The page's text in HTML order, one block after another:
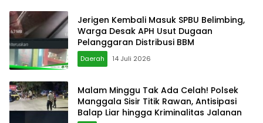
Jerigen Kembali Masuk SPBU Belimbing,
Warga Desak APH Usut Dugaan
Pelanggaran Distribusi BBM
Daerah 14 Juli 2026
Malam Minggu Tak Ada Celah! Polsek
Manggala Sisir Titik Rawan, Antisipasi
Balap Liar hingga Kriminalitas Jalanan